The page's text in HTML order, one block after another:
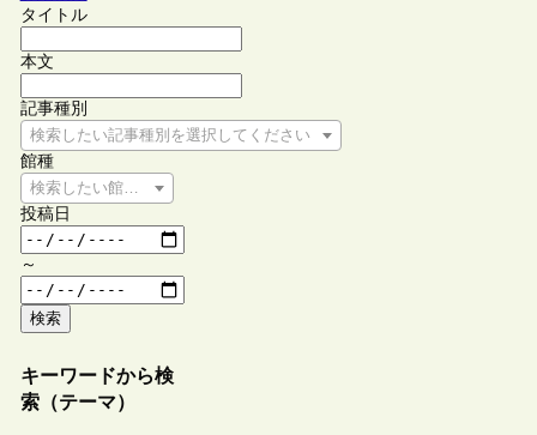
タイトル
本文
記事種別
検索したい記事種別を選択してください
館種
検索したい館種を選択してください
投稿日
～
検索
キーワードから検
索（テーマ）